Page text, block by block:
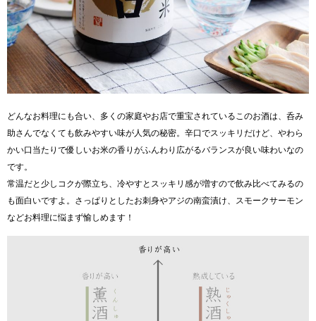
どんなお料理にも合い、多くの家庭やお店で重宝されているこのお酒は、呑み
助さんでなくても飲みやすい味が人気の秘密。辛口でスッキリだけど、やわら
かい口当たりで優しいお米の香りがふんわり広がるバランスが良い味わいなの
です。
常温だと少しコクが際立ち、冷やすとスッキリ感が増すので飲み比べてみるの
も面白いですよ。さっぱりとしたお刺身やアジの南蛮漬け、スモークサーモン
などお料理に悩まず愉しめます！